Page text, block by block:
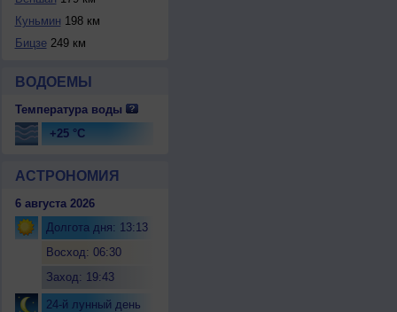
Куньмин 198 км
Бицзе249 км
ВОДОЕМЫ
Температура воды
+25 °C
АСТРОНОМИЯ
6 августа 2026
Долгота дня: 13:13
Восход: 06:30
Заход: 19:43
24-й лунный день